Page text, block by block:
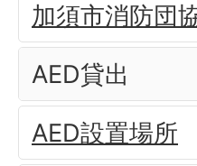
加須市消防団
AED貸出
AED設置場所